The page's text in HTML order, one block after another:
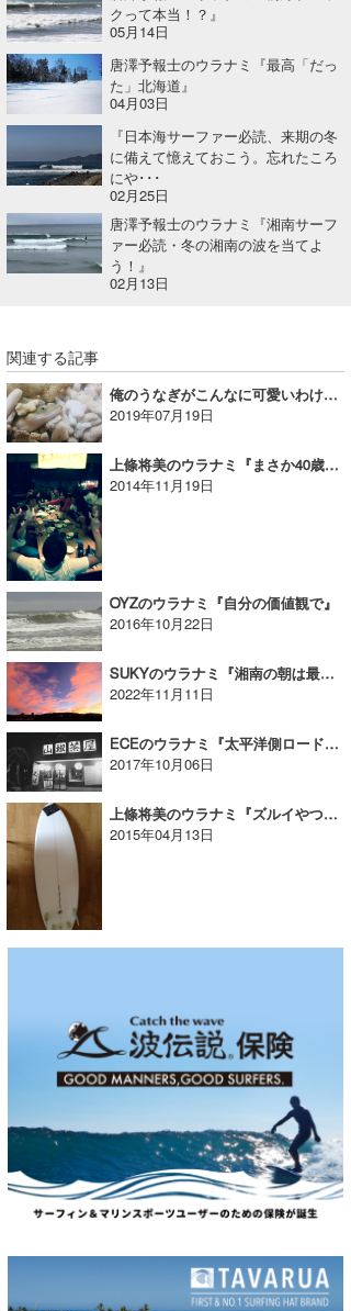
クって本当！？』
05月14日
唐澤予報士のウラナミ『最高「だっ
た」北海道』
04月03日
『日本海サーファー必読、来期の冬
に備えて憶えておこう。忘れたころ
にや･･･
02月25日
唐澤予報士のウラナミ『湘南サーフ
ァー必読・冬の湘南の波を当てよ
う！』
02月13日
関連する記事
俺のうなぎがこんなに可愛いわけがない｜MINのウラナミVol.332
2019年07月19日
上條将美のウラナミ『まさか40歳とかになっても同じことしてないよね』
2014年11月19日
OYZのウラナミ『自分の価値観で』
2016年10月22日
SUKYのウラナミ『湘南の朝は最高〜！』
2022年11月11日
ECEのウラナミ『太平洋側ロードトリップ【九州編Part2】』
2017年10月06日
上條将美のウラナミ『ズルイやつ。』
2015年04月13日
wanda
予報士 hiro.
banpaku
Mr.K
chappy
Romisea